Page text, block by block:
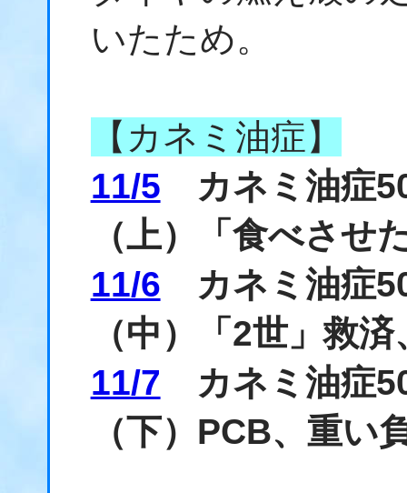
いたため。
【カネミ油症】
11/5 カネミ油症
（上）「食べさせ
11/6 カネミ油症
（中）「2世」救
11/7 カネミ油症
（下）PCB、重い